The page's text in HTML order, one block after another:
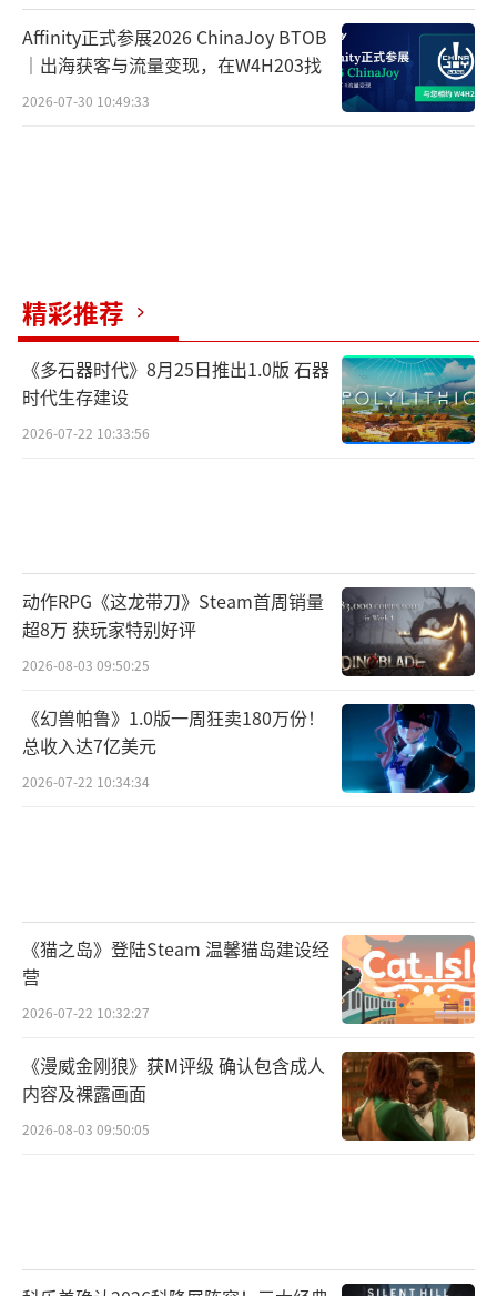
Affinity正式参展2026 ChinaJoy BTOB
｜出海获客与流量变现，在W4H203找
2026-07-30 10:49:33
精彩推荐
《多石器时代》8月25日推出1.0版 石器
时代生存建设
2026-07-22 10:33:56
动作RPG《这龙带刀》Steam首周销量
超8万 获玩家特别好评
2026-08-03 09:50:25
《幻兽帕鲁》1.0版一周狂卖180万份！
总收入达7亿美元
2026-07-22 10:34:34
《猫之岛》登陆Steam 温馨猫岛建设经
营
2026-07-22 10:32:27
《漫威金刚狼》获M评级 确认包含成人
内容及裸露画面
2026-08-03 09:50:05